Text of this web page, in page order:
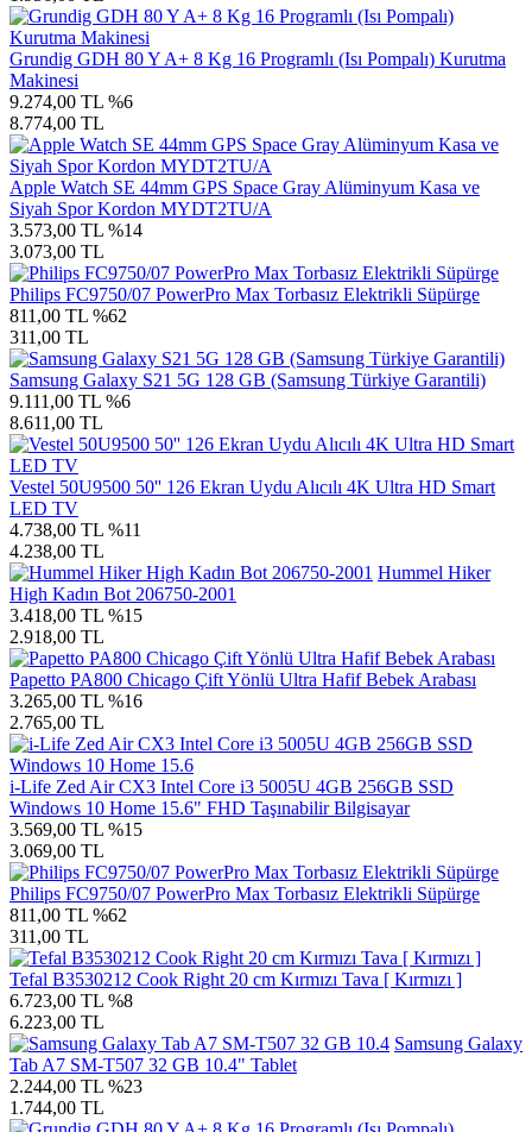
Grundig GDH 80 Y A+ 8 Kg 16 Programlı (Isı Pompalı) Kurutma
Makinesi
9.274,00 TL %6
8.774,00 TL
Apple Watch SE 44mm GPS Space Gray Alüminyum Kasa ve
Siyah Spor Kordon MYDT2TU/A
3.573,00 TL %14
3.073,00 TL
Philips FC9750/07 PowerPro Max Torbasız Elektrikli Süpürge
811,00 TL %62
311,00 TL
Samsung Galaxy S21 5G 128 GB (Samsung Türkiye Garantili)
9.111,00 TL %6
8.611,00 TL
Vestel 50U9500 50'' 126 Ekran Uydu Alıcılı 4K Ultra HD Smart
LED TV
4.738,00 TL %11
4.238,00 TL
Hummel Hiker
High Kadın Bot 206750-2001
3.418,00 TL %15
2.918,00 TL
Papetto PA800 Chicago Çift Yönlü Ultra Hafif Bebek Arabası
3.265,00 TL %16
2.765,00 TL
i-Life Zed Air CX3 Intel Core i3 5005U 4GB 256GB SSD
Windows 10 Home 15.6" FHD Taşınabilir Bilgisayar
3.569,00 TL %15
3.069,00 TL
Philips FC9750/07 PowerPro Max Torbasız Elektrikli Süpürge
811,00 TL %62
311,00 TL
Tefal B3530212 Cook Right 20 cm Kırmızı Tava [ Kırmızı ]
6.723,00 TL %8
6.223,00 TL
Samsung Galaxy
Tab A7 SM-T507 32 GB 10.4" Tablet
2.244,00 TL %23
1.744,00 TL